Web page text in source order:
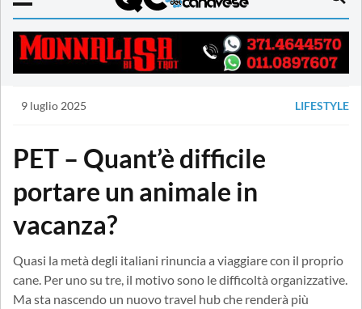
9 luglio 2025 LIFESTYLE
PET – Quant’è difficile
portare un animale in
vacanza?
Quasi la metà degli italiani rinuncia a viaggiare con il proprio
cane. Per uno su tre, il motivo sono le difficoltà organizzative.
Ma sta nascendo un nuovo travel hub che renderà più